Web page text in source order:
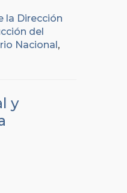
la Dirección
del
Nacional ,
y